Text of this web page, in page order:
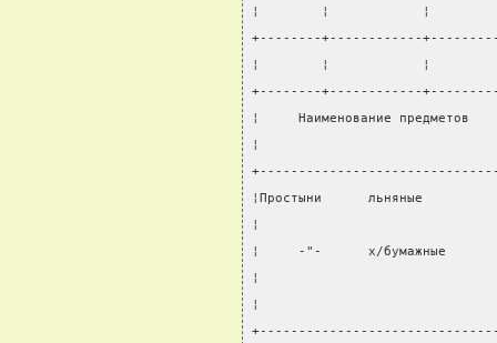
¦        ¦            ¦          ¦
+--------+------------
¦        ¦            ¦
+--------+------------
¦     Наименование предметов
¦                                ¦
¦Простыни      льняные
¦
¦     -"-      х/бумажные
¦
¦